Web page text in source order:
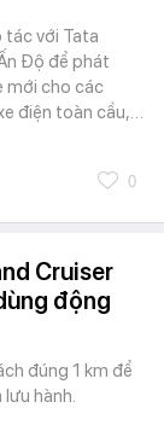
tác với Tata
Độ để phát
mới cho các
điện toàn cầu,…
0
Cruiser
động
đúng 1 km để
hành.